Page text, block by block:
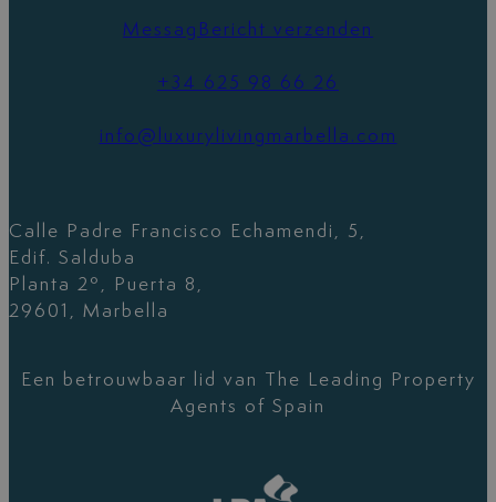
MessagBericht verzenden
+34 625 98 66 26
info@luxurylivingmarbella.com
Calle Padre Francisco Echamendi, 5,
Edif. Salduba
Planta 2º, Puerta 8,
29601, Marbella
Een betrouwbaar lid van The Leading Property
Agents of Spain